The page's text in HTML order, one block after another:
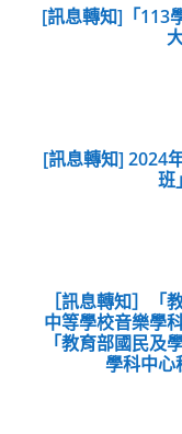
[訊息轉知]「113
[訊息轉知] 2024
班
［訊息轉知］「
中等學校音樂學
「教育部國民及
學科中心